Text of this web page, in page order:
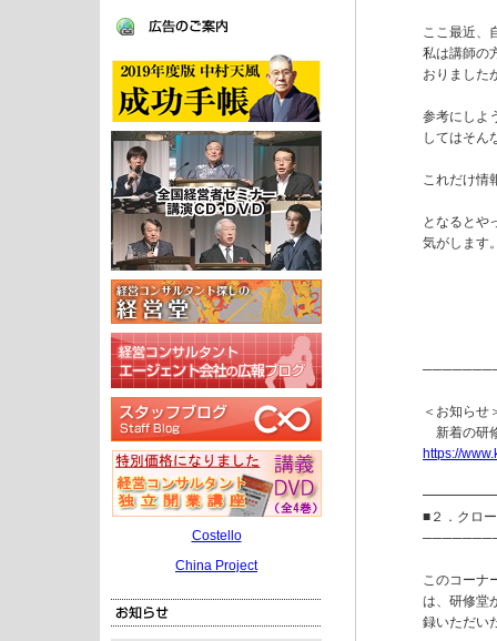
Costello
China Project
ここ最近、
私は講師の
おりました
参考にしよ
してはそん
これだけ情
となるとや
気がします
＜お知らせ
https://
■２．クロ
このコーナ
は、研修堂
録いただい